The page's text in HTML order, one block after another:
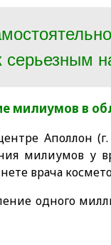
серьезным
милиумов в
Аполлон
милиумов у
врача
одного